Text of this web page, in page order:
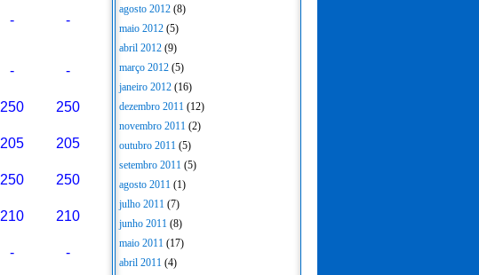
- -
- -
250 250
205 205
250 250
210 210
- -
agosto 2012 (8)
maio 2012 (5)
abril 2012 (9)
março 2012 (5)
janeiro 2012 (16)
dezembro 2011 (12)
novembro 2011 (2)
outubro 2011 (5)
setembro 2011 (5)
agosto 2011 (1)
julho 2011 (7)
junho 2011 (8)
maio 2011 (17)
abril 2011 (4)